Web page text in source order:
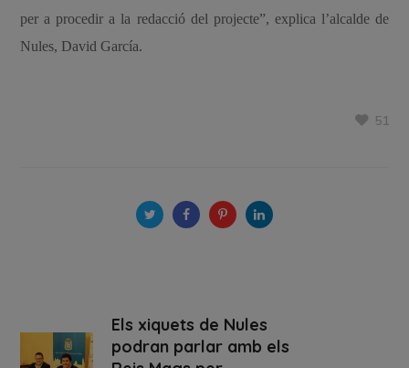
per a procedir a la redacció del projecte”, explica l’alcalde de
Nules, David García.
51
Els xiquets de Nules
podran parlar amb els